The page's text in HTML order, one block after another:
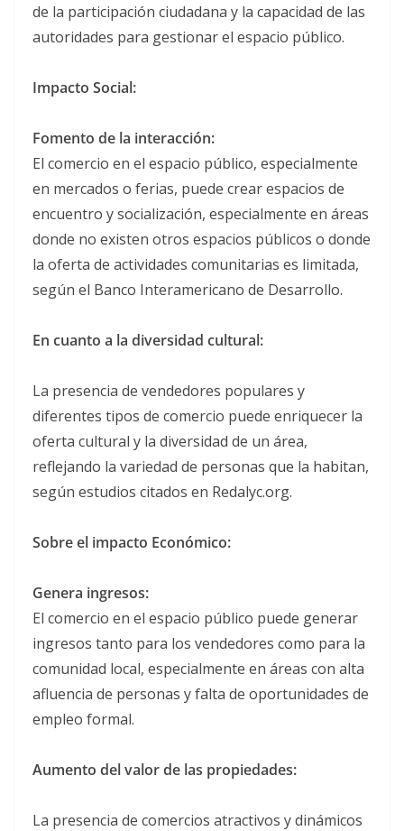
de la participación ciudadana y la capacidad de las
autoridades para gestionar el espacio público.
Impacto Social:
Fomento de la interacción:
El comercio en el espacio público, especialmente
en mercados o ferias, puede crear espacios de
encuentro y socialización, especialmente en áreas
donde no existen otros espacios públicos o donde
la oferta de actividades comunitarias es limitada,
según el Banco Interamericano de Desarrollo.
En cuanto a la diversidad cultural:
La presencia de vendedores populares y
diferentes tipos de comercio puede enriquecer la
oferta cultural y la diversidad de un área,
reflejando la variedad de personas que la habitan,
según estudios citados en Redalyc.org.
Sobre el impacto Económico:
Genera ingresos:
El comercio en el espacio público puede generar
ingresos tanto para los vendedores como para la
comunidad local, especialmente en áreas con alta
afluencia de personas y falta de oportunidades de
empleo formal.
Aumento del valor de las propiedades:
La presencia de comercios atractivos y dinámicos